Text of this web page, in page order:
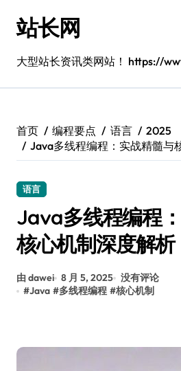
站长网
大型站长资讯类网站！ https://
首页 编程要点 语言
2025
Java多线程编程：实战精髓与
语言
Java多线程编程
核心机制深度解析
由 dawei 8 月 5, 2025 没有评论
#Java #多线程编程 #核心机制